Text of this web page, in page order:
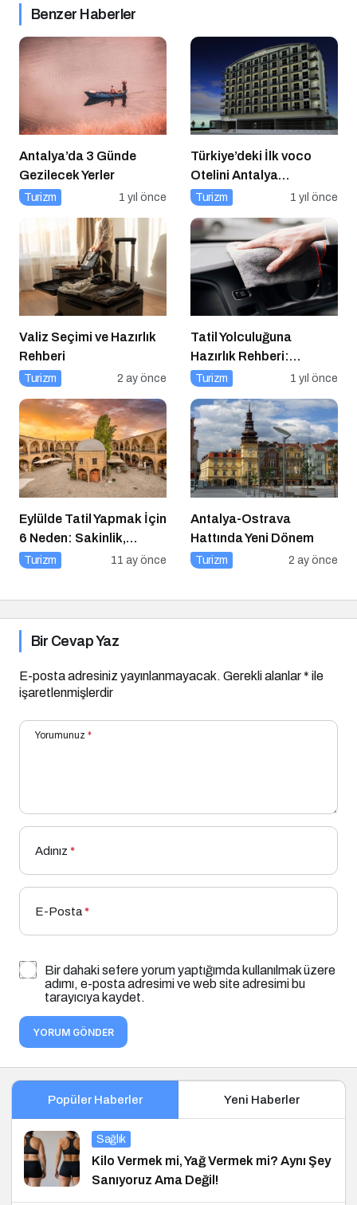
Benzer Haberler
Antalya’da 3 Günde
Gezilecek Yerler
Turizm 1 yıl önce
Türkiye’deki İlk voco
Otelini Antalya
Konyaaltı’nda Açıyor
Turizm 1 yıl önce
Valiz Seçimi ve Hazırlık
Rehberi
Turizm 2 ay önce
Tatil Yolculuğuna
Hazırlık Rehberi:
Aracınız İçin Almanız
Turizm 1 yıl önce
Eylülde Tatil Yapmak İçin
6 Neden: Sakinlik,
Ekonomi ve Keyif Bir
Turizm 11 ay önce
Antalya-Ostrava
Hattında Yeni Dönem
Turizm 2 ay önce
Bir Cevap Yaz
E-posta adresiniz yayınlanmayacak. Gerekli alanlar* ile
işaretlenmişlerdir
Yorumunuz *
Adınız *
E-Posta*
Bir dahaki sefere yorum yaptığımda kullanılmak üzere
adımı, e-posta adresimi ve web site adresimi bu
tarayıcıya kaydet.
YORUM GÖNDER
Popüler Haberler Yeni Haberler
Sağlık
Kilo Vermek mi, Yağ Vermek mi? Aynı Şey
Sanıyoruz Ama Değil!